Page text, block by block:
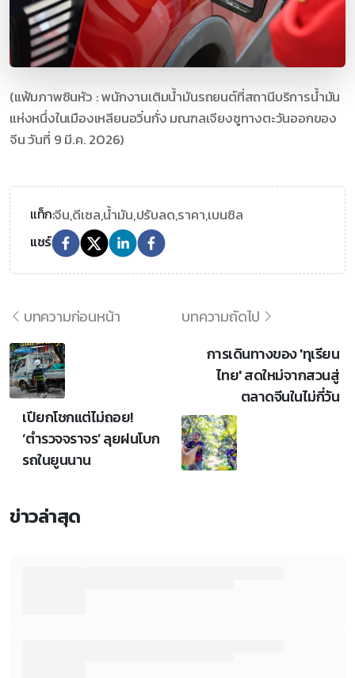
(แฟ้มภาพซินหัว : พนักงานเติมน้ำมันรถยนต์ที่สถานีบริการน้ำมัน
แห่งหนึ่งในเมืองเหลียนอวิ๋นกั่ง มณฑลเจียงซูทางตะวันออกของ
จีน วันที่ 9 มี.ค. 2026)
แท็ก:จีน,ดีเซล,น้ำมัน,ปรับลด,ราคา,เบนซิล
แชร์
บทความก่อนหน้า
เปียกโชกแต่ไม่ถอย!
‘ตำรวจจราจร’ ลุยฝนโบก
รถในยูนนาน
บทความถัดไป
การเดินทางของ 'ทุเรียน
ไทย' สดใหม่จากสวนสู่
ตลาดจีนในไม่กี่วัน
ข่าวล่าสุด